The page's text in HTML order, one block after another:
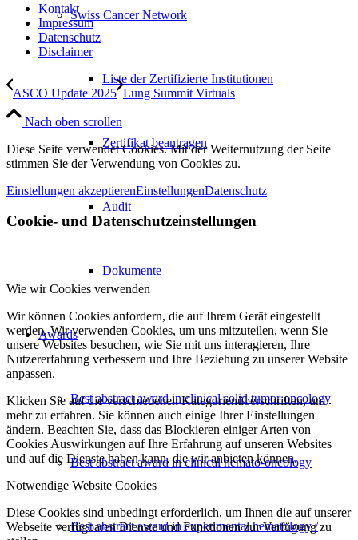
Swiss Cancer Network
Liste der Zertifizierte Institutionen
Zertifikat beantragen
Audit
Dokumente
Awards
Best abstract award in clinical solid tumor oncology
Best abstract award in clinical hemato-oncology
Best abstract award in experimental hematology /
Kontakt
Impressum
Datenschutz
Disclaimer
ASCO Update 2025 Lung Summit Virtuals
Nach oben scrollen
Diese Seite verwendet Cookies. Mit der Weiternutzung der Seite
stimmen Sie der Verwendung von Cookies zu.
Einstellungen akzeptierenEinstellungenDatenschutz
Cookie- und Datenschutzeinstellungen
Wie wir Cookies verwenden
Wir können Cookies anfordern, die auf Ihrem Gerät eingestellt
werden. Wir verwenden Cookies, um uns mitzuteilen, wenn Sie
unsere Websites besuchen, wie Sie mit uns interagieren, Ihre
Nutzererfahrung verbessern und Ihre Beziehung zu unserer Website
anpassen.
Klicken Sie auf die verschiedenen Kategorienüberschriften, um
mehr zu erfahren. Sie können auch einige Ihrer Einstellungen
ändern. Beachten Sie, dass das Blockieren einiger Arten von
Cookies Auswirkungen auf Ihre Erfahrung auf unseren Websites
und auf die Dienste haben kann, die wir anbieten können.
Notwendige Website Cookies
Diese Cookies sind unbedingt erforderlich, um Ihnen die auf unserer
Webseite verfügbaren Dienste und Funktionen zur Verfügung zu